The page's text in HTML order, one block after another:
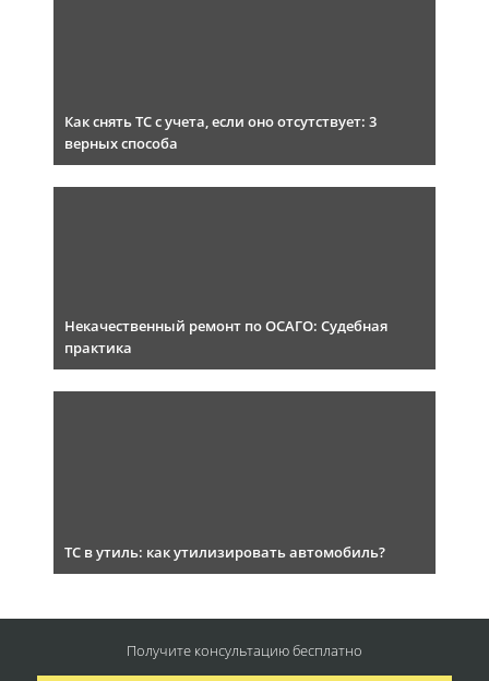
Как снять ТС с учета, если оно отсутствует: 3
верных способа
Некачественный ремонт по ОСАГО: Судебная
практика
ТС в утиль: как утилизировать автомобиль?
Получите консультациюбесплатно